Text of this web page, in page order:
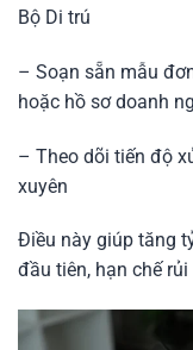
Bộ Di trú
– Soạn sẵn mẫu
hoặc hồ sơ doanh
– Theo dõi tiến độ
xuyên
Điều này giúp tăng
đầu tiên, hạn chế